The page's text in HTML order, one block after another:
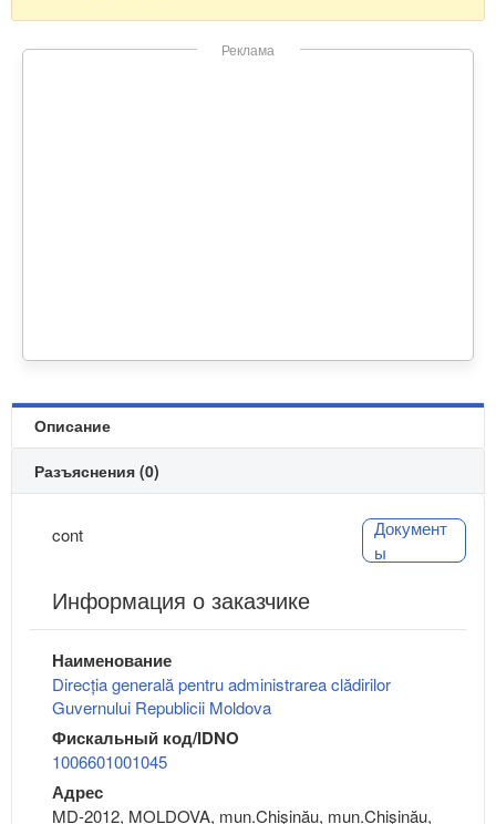
Реклама
Описание
Разъяснения (0)
cont
Документ
ы
Информация о заказчике
Наименование
Direcția generală pentru administrarea clădirilor
Guvernului Republicii Moldova
Фискальный код/IDNO
1006601001045
Адрес
MD-2012, MOLDOVA, mun.Chişinău, mun.Chişinău,